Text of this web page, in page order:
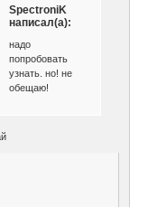
SpectroniK
написал(а):
надо
попробовать
узнать. но! не
обещаю!